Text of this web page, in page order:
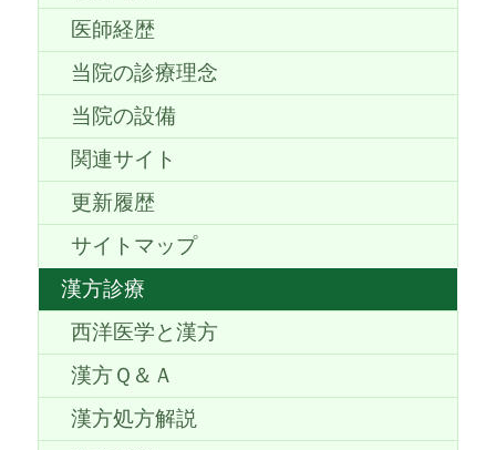
医師経歴
当院の診療理念
当院の設備
関連サイト
更新履歴
サイトマップ
漢方診療
西洋医学と漢方
漢方Ｑ＆Ａ
漢方処方解説